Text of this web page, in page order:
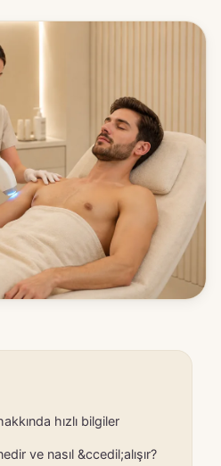
hızlı bilgiler
ve nasıl &ccedil;alışır?